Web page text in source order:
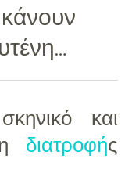
και
διατροφής